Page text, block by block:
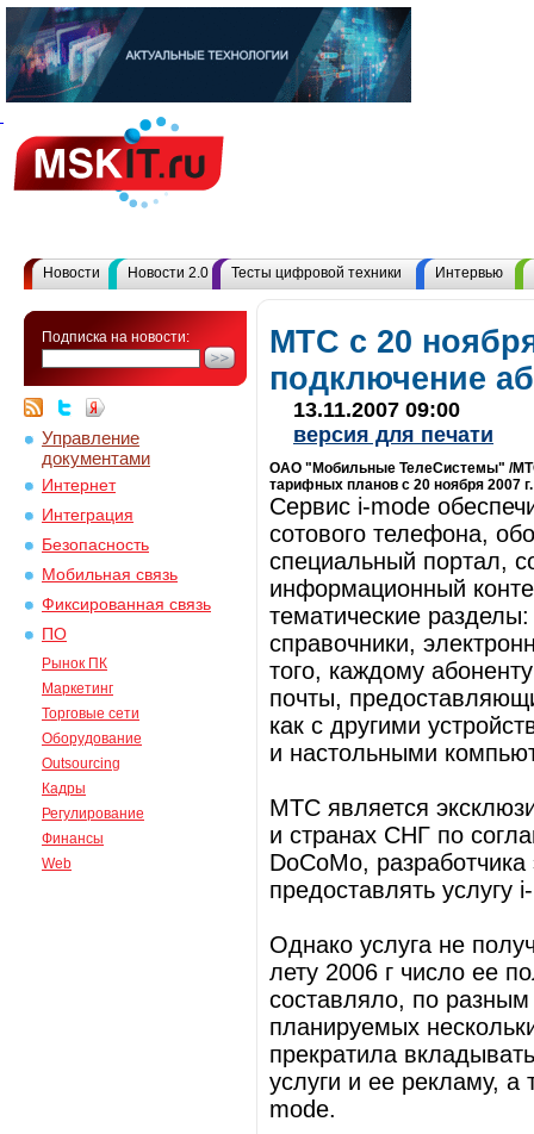
Новости Новости 2.0 Тесты цифровой техники Интервью
Подписка на новости:
Управление
документами
Интернет
Интеграция
Безопасность
Мобильная связь
Фиксированная связь
ПО
Рынок ПК
Маркетинг
Торговые сети
Оборудование
Outsourcing
Кадры
Регулирование
Финансы
Web
МТС с 20
подключение
13.11.2007 09:00
версия для печати
ОАО "Мобильные ТелеСистемы" /
тарифных планов с 20 ноября 2007
Сервис i-mode
сотового телефона,
специальный портал,
информационный
тематические
справочники,
того, каждому
почты,
как с другими
и настольными
МТС является
и странах СНГ по
DoCoMo,
предоставлять услугу
Однако услуга не
лету 2006 г число ее
составляло, по
планируемых
прекратила
услуги и ее рекламу, а
mode.